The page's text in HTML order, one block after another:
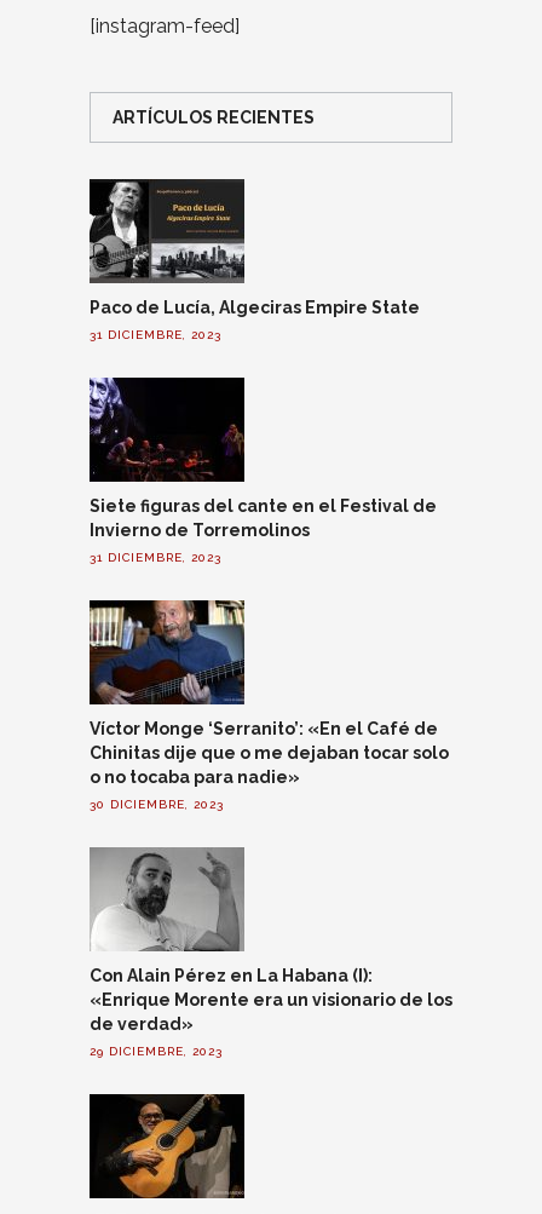
[instagram-feed]
ARTÍCULOS RECIENTES
Paco de Lucía, Algeciras Empire State
31 DICIEMBRE, 2023
Siete figuras del cante en el Festival de
Invierno de Torremolinos
31 DICIEMBRE, 2023
Víctor Monge ‘Serranito’: «En el Café de
Chinitas dije que o me dejaban tocar solo
o no tocaba para nadie»
30 DICIEMBRE, 2023
Con Alain Pérez en La Habana (I):
«Enrique Morente era un visionario de los
de verdad»
29 DICIEMBRE, 2023